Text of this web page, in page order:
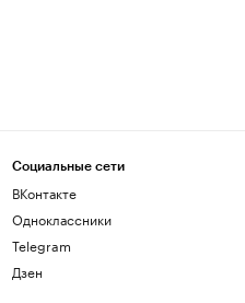
Социальные сети
ВКонтакте
Одноклассники
Telegram
Дзен